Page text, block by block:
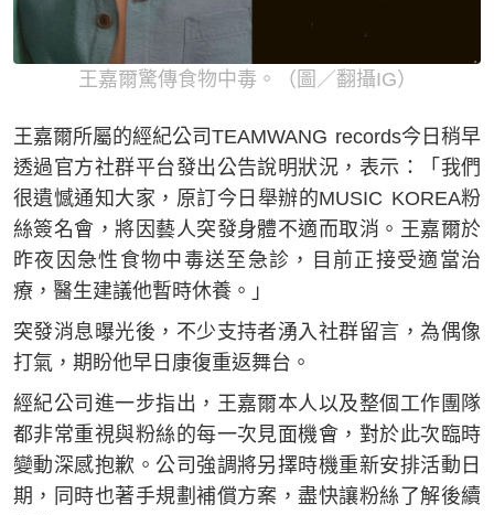
王嘉爾驚傳食物中毒。（圖／翻攝IG）
王嘉爾所屬的經紀公司TEAMWANG records今日稍早
透過官方社群平台發出公告說明狀況，表示：「我們
很遺憾通知大家，原訂今日舉辦的MUSIC KOREA粉
絲簽名會，將因藝人突發身體不適而取消。王嘉爾於
昨夜因急性食物中毒送至急診，目前正接受適當治
療，醫生建議他暫時休養。」
突發消息曝光後，不少支持者湧入社群留言，為偶像
打氣，期盼他早日康復重返舞台。
經紀公司進一步指出，王嘉爾本人以及整個工作團隊
都非常重視與粉絲的每一次見面機會，對於此次臨時
變動深感抱歉。公司強調將另擇時機重新安排活動日
期，同時也著手規劃補償方案，盡快讓粉絲了解後續